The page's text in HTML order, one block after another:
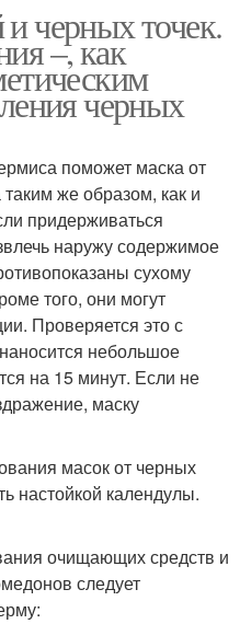
черных точек.
–, как
черных
поможет маска от
же образом, как и
придерживаться
наружу содержимое
сухому
того, они могут
Проверяется это с
небольшое
на 15 минут. Если не
маску
масок от черных
настойкой календулы.
очищающих средств и
следует